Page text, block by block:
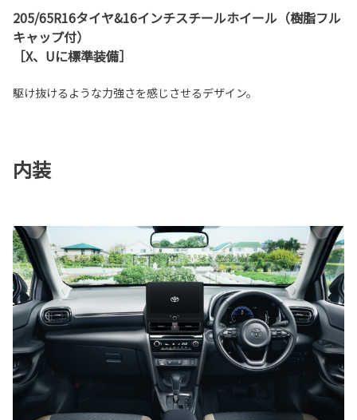
205/65R16タイヤ&16インチスチールホイール（樹脂フル
キャップ付）
［X、Uに標準装備］
駆け抜けるような力強さを感じさせるデザイン。
内装